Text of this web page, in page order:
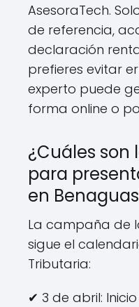
AsesoraTech.
de referencia,
declaración
prefieres evitar
experto puede
forma online o
¿Cuáles son
para
en
La campaña de
sigue el
Tributaria:
✔ 3 de abril: